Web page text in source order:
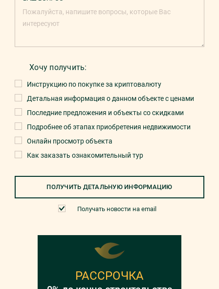
Хочу получить:
Инструкцию по покупке за криптовалюту
Детальная информация о данном объекте с ценами
Последние предложения и объекты со скидками
Подробнее об этапах приобретения недвижимости
Онлайн просмотр объекта
Как заказать ознакомительный тур
ПОЛУЧИТЬ ДЕТАЛЬНУЮ ИНФОРМАЦИЮ
Получать новости на email
РАССРОЧКА